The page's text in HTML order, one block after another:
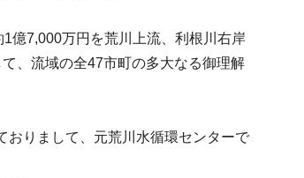
億7,000万円を荒川上流、利根川右岸
、流域の全47市町の多大なる御理解
おりまして、元荒川水循環センターで